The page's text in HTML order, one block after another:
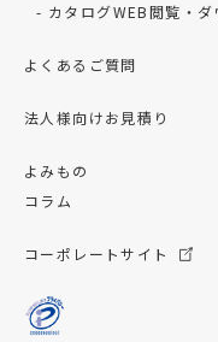
カタログWEB閲覧・ダ
よくあるご質問
法人様向けお見積り
よみもの
コラム
コーポレートサイト